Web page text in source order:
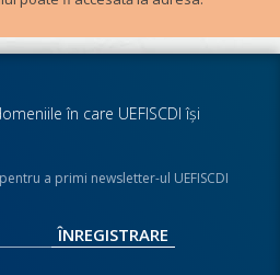
în care UEFISCDI îşi
a primi newsletter-ul UEFISCDI